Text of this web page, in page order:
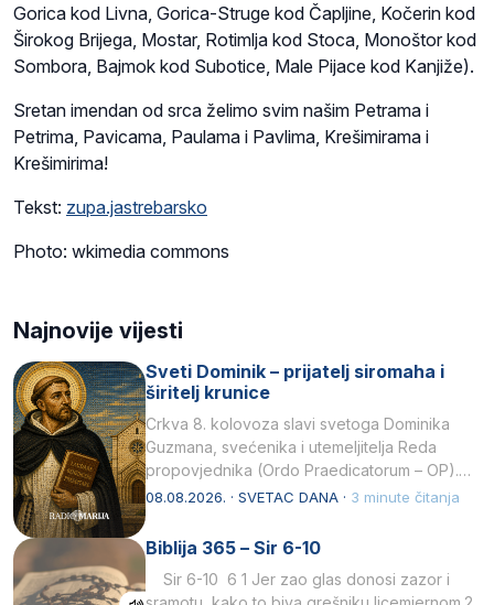
Gorica kod Livna, Gorica-Struge kod Čapljine, Kočerin kod
Širokog Brijega, Mostar, Rotimlja kod Stoca, Monoštor kod
Sombora, Bajmok kod Subotice, Male Pijace kod Kanjiže).
Sretan imendan od srca želimo svim našim Petrama i
Petrima, Pavicama, Paulama i Pavlima, Krešimirama i
Krešimirima!
Tekst: zupa.jastrebarsko
Photo: wkimedia commons
Najnovije vijesti
Sveti Dominik – prijatelj siromaha i
širitelj krunice
Crkva 8. kolovoza slavi svetoga Dominika
Guzmana, svećenika i utemeljitelja Reda
propovjednika (Ordo Praedicatorum – OP).
Svojim životom, dubokom ljubavlju prema
08.08.2026. · SVETAC DANA · 3 minute čitanja
Biblija 365 – Sir 6-10
Sir 6-10 6 1 Jer zao glas donosi zazor i